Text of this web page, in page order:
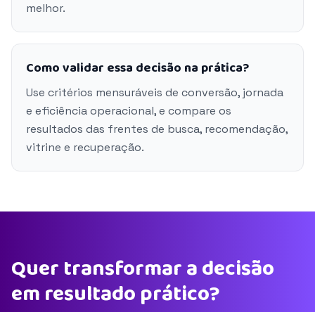
melhor.
Como validar essa decisão na prática?
Use critérios mensuráveis de conversão, jornada
e eficiência operacional, e compare os
resultados das frentes de busca, recomendação,
vitrine e recuperação.
Quer transformar a decisão
em resultado prático?